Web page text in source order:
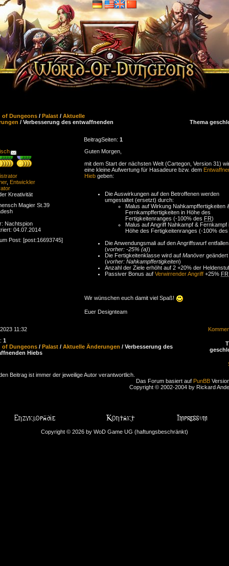
of Dungeons / Palast / Aktuelle
/ Verbesserung des entwaffnenden Thema
BeitragSeiten: 1
, Entwickler
Kreativität
Magier St.39
Nachtspion
04.07.2014
Post: [post:16693745]
Guten Morgen,
mit dem Start der nächsten Welt (Cartegon, Version 31)
eine kleine Aufwertung für Hasadeure bzw. dem
Hieb geben:
Die Auswirkungen auf den Betroffenen werden
umgestaltet (ersetzt) durch:
Malus auf Wirkung Nahkampffertigkeiten
Fernkampffertigkeiten in Höhe des
Fertigkeitenranges (-100% des FR)
Malus auf Angriff Nahkampf & Fernkampf
Höhe des Fertigkeitenranges (-100% des
Die Anwendungsmali auf den Angriffswurf entfallen
(vorher: -25% (a))
Die Fertigkeitenklasse wird auf Manöver geändert
(vorher: Nahkampffertigkeiten)
Anzahl der Ziele erhöht auf 2 +20% der
Passiver Bonus auf Verwirrender Angriff +25% FR
Wir wünschen euch damit viel Spaß!
Euer Designteam
11:32
1
of Dungeons / Palast / Aktuelle Änderungen / Verbesserung des
Hiebs
Beitrag ist immer der jeweilige Autor verantwortlich.
Das Forum basiert auf PunBB
Copyright © 2002-2004 by Rickard
Copyright © 2026 by WoD Game UG (haftungsbeschränkt)